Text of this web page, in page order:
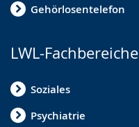
Gehörlosentelefon
LWL-Fachbereiche
Soziales
Psychiatrie